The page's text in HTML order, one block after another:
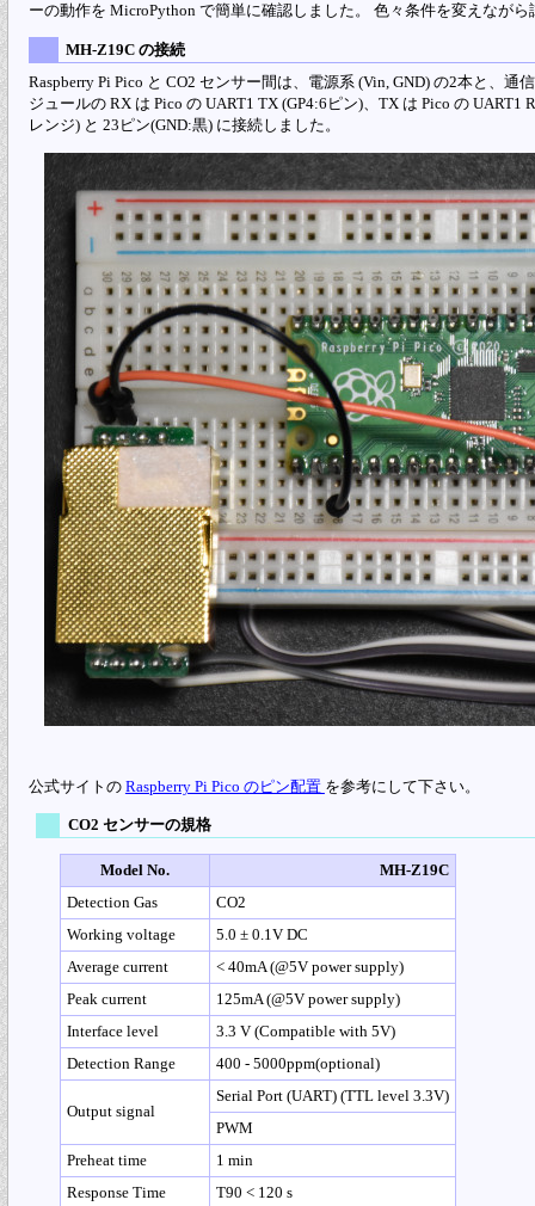
ーの動作を MicroPython で簡単に確認しました。 色々条件を変えなが
MH-Z19C の接続
Raspberry Pi Pico と CO2 センサー間は、電源系 (Vin, GND) の2本と、
ジュールの RX は Pico の UART1 TX (GP4:6ピン)、TX は Pico の
レンジ) と 23ピン(GND:黒) に接続しました。
公式サイトの Raspberry Pi Pico のピン配置 を参考にして下さい。
CO2 センサーの規格
Model No.
MH-Z19C
Detection Gas
CO2
Working voltage
5.0 ± 0.1V DC
Average current
< 40mA (@5V power supply)
Peak current
125mA (@5V power supply)
Interface level
3.3 V (Compatible with 5V)
Detection Range
400 - 5000ppm(optional)
Output signal
Serial Port (UART) (TTL level 3.3V)
PWM
Preheat time
1 min
Response Time
T90 < 120 s